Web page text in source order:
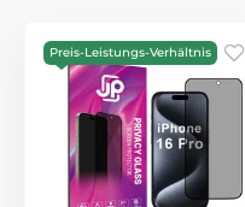
Preis-Leistungs-Verhältnis